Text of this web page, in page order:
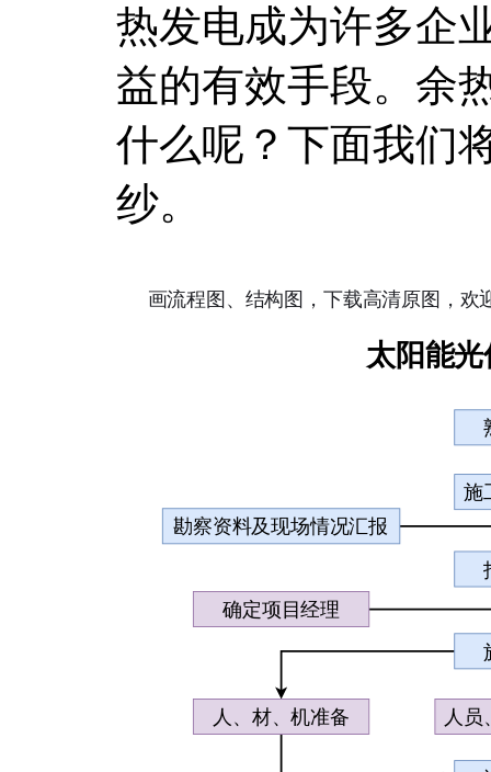
热发电成为许多企
益的有效手段。余
什么呢？下面我们
纱。